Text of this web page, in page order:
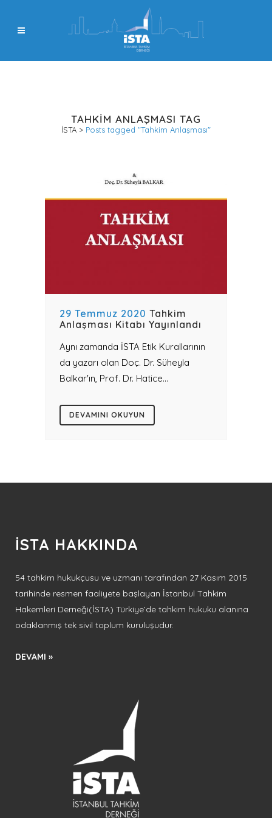
TAHKIM ANLAŞMASI TAG
İSTA > Posts tagged "Tahkim Anlaşması"
29 Temmuz 2020 Tahkim
Anlaşması Kitabı Yayınlandı
Aynı zamanda İSTA Etik Kurallarının
da yazarı olan Doç. Dr. Süheyla
Balkar'ın, Prof. Dr. Hatice...
DEVAMINI OKUYUN
İSTA HAKKINDA
54 tahkim hukukçusu ve uzmanı tarafından 27 Kasım 2015
tarihinde resmen faaliyete başlayan İstanbul Tahkim
Hakemleri Derneği(İSTA) Türkiye’de tahkim hukuku alanına
odaklanmış tek sivil toplum kuruluşudur.
DEVAMI »